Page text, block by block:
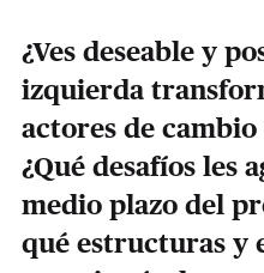
¿Ves deseable y
izquierda
actores de
¿Qué desafíos les
medio plazo del
qué estructuras y